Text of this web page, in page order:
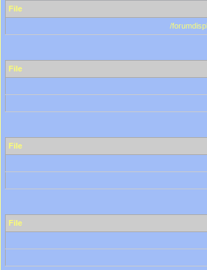
File
/
File
File
File